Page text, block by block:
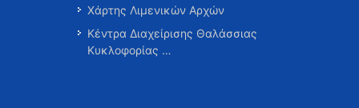
Χάρτης Λιμενικών Αρχών
Κέντρα Διαχείρισης Θαλάσσιας
Κυκλοφορίας …